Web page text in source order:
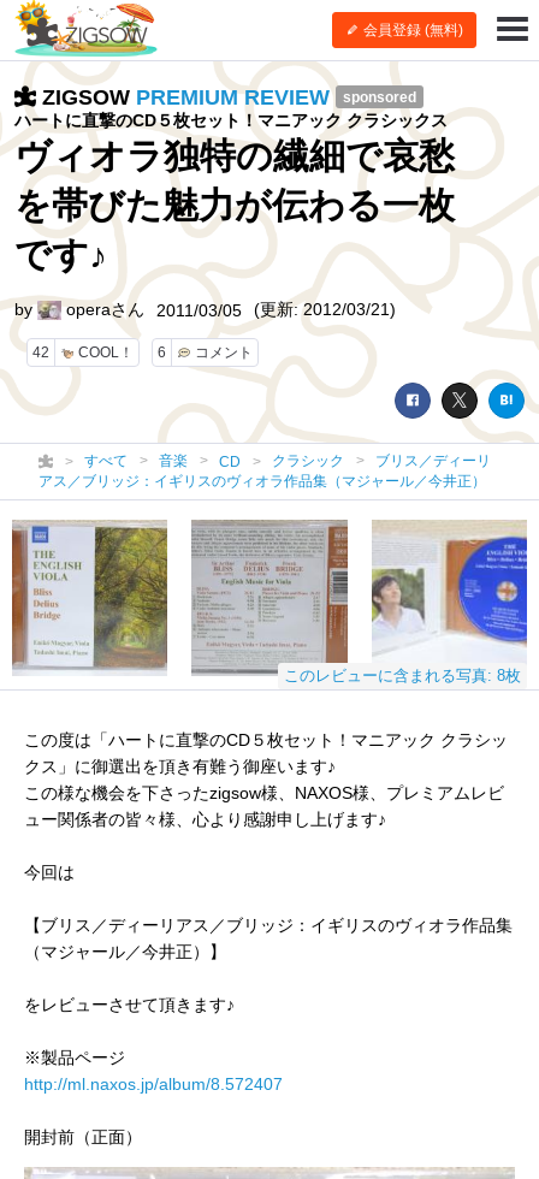
会員登録 (無料)
ZIGSOW PREMIUM REVIEW sponsored
ハートに直撃のCD５枚セット！マニアック クラシックス
ヴィオラ独特の繊細で哀愁
を帯びた魅力が伝わる一枚
です♪
42 COOL！ 6 コメント
by operaさん 2011/03/05 (更新: 2012/03/21)
すべて 音楽 CD クラシック
ブリス／ディーリ
アス／ブリッジ：イギリスのヴィオラ作品集（マジャール／今井正）
このレビューに含まれる写真: 8枚
この度は「ハートに直撃のCD５枚セット！マニアック クラシッ
クス」に御選出を頂き有難う御座います♪
この様な機会を下さったzigsow様、NAXOS様、プレミアムレビ
ュー関係者の皆々様、心より感謝申し上げます♪
今回は
【ブリス／ディーリアス／ブリッジ：イギリスのヴィオラ作品集
（マジャール／今井正）】
をレビューさせて頂きます♪
※製品ページ
http://ml.naxos.jp/album/8.572407
開封前（正面）